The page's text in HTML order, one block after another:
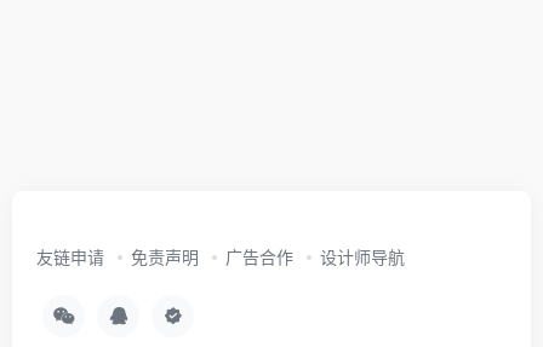
友链申请 免责声明 广告合作 设计师导航